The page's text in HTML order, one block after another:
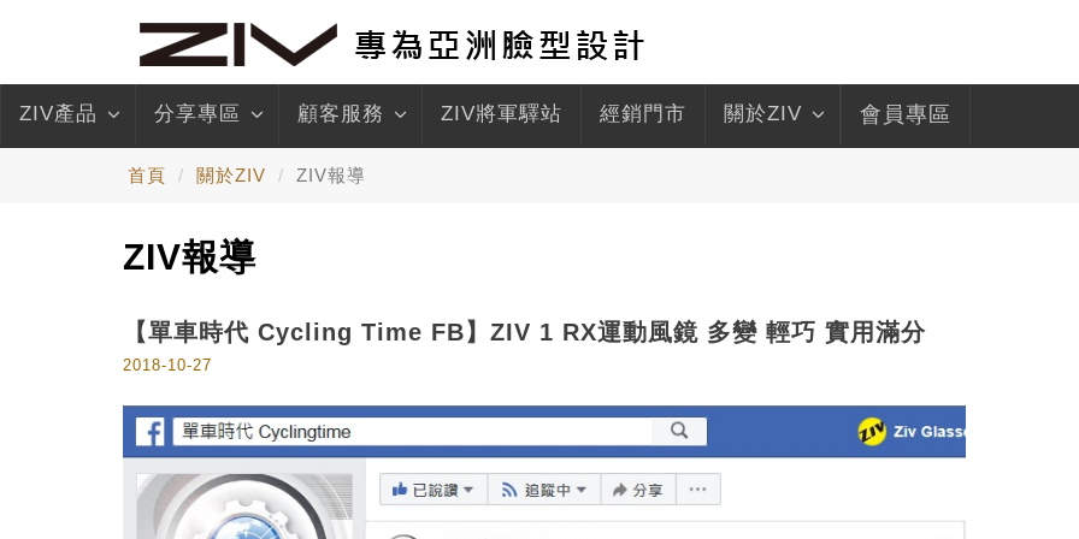
ZIV產品 分享專區 顧客服務 ZIV將軍驛站 經銷門市 關於ZIV 會員專區
首頁 關於ZIV ZIV報導
ZIV報導
【單車時代 Cycling Time FB】ZIV 1 RX運動風鏡 多變 輕巧 實用滿分
2018-10-27